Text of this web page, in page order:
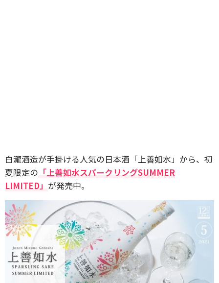
​白瀧酒造が手掛ける人気の日本酒「​上善如水」から、初
夏限定の ​「​上善如水スパークリングSUMMER
LIMITED」 が発売中。